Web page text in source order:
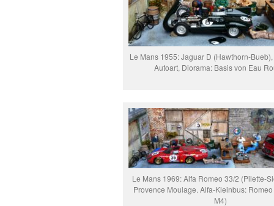
Le Mans 1955: Jaguar D (Hawthorn-
Autoart, Diorama: Basis von Eau
Le Mans 1969: Alfa Romeo 33/2 (Pilette-
Provence Moulage. Alfa-Kleinbus:
M4)